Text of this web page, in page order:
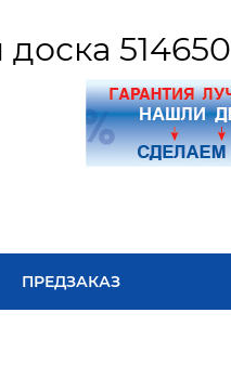
514650
ПРЕДЗАКАЗ